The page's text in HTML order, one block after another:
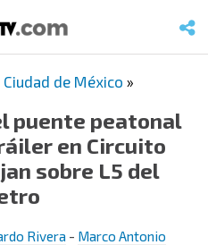
Ciudad de México »
puente peatonal
en Circuito
sobre L5 del
Rivera - Marco Antonio